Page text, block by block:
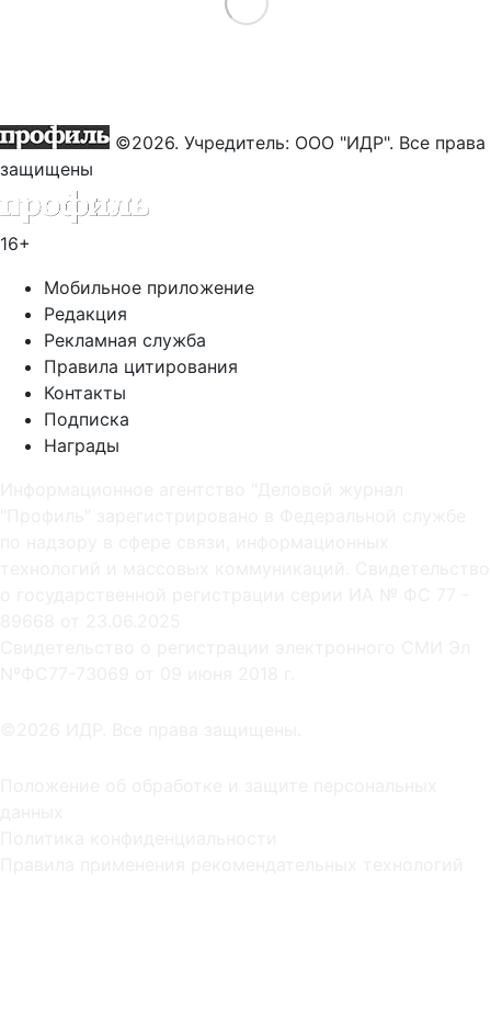
©2026. Учредитель: ООО "ИДР". Все права
защищены
16+
Мобильное приложение
Редакция
Рекламная служба
Правила цитирования
Контакты
Подписка
Награды